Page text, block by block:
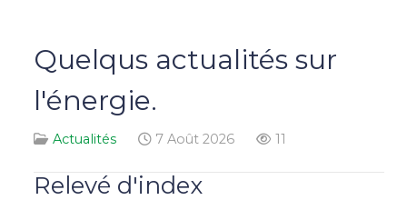
Quelqus actualités sur
l'énergie.
Actualités 7 Août 2026 11
Relevé d'index